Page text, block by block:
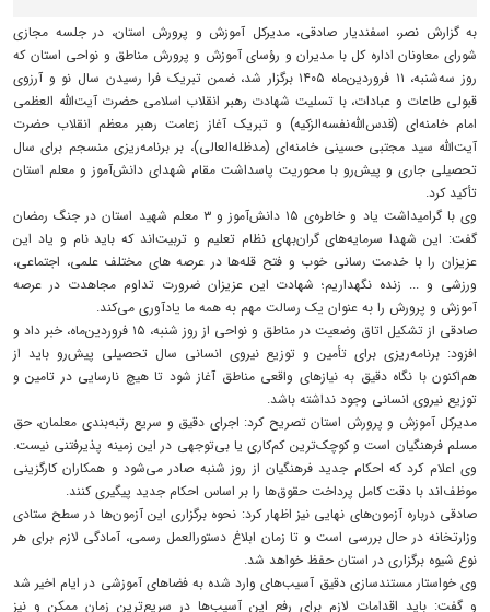
به گزارش نصر، اسفندیار صادقی، مدیرکل آموزش و پرورش استان، در جلسه مجازی
شورای معاونان اداره کل با مدیران و رؤسای آموزش و پرورش مناطق و نواحی استان که
روز سه‌شنبه، ۱۱ فروردین‌ماه ۱۴۰۵ برگزار شد، ضمن تبریک فرا رسیدن سال نو و آرزوی
قبولی طاعات و عبادات، با تسلیت شهادت رهبر انقلاب اسلامی حضرت آیت‌الله العظمی
امام خامنه‌ای (قدس‌الله‌نفسه‌الزکیه) و تبریک آغاز زعامت رهبر معظم انقلاب حضرت
آیت‌الله سید مجتبی حسینی خامنه‌ای (مدظله‌العالی)، بر برنامه‌ریزی منسجم برای سال
تحصیلی جاری و پیش‌رو با محوریت پاسداشت مقام شهدای دانش‌آموز و معلم استان
تأکید کرد.
وی با گرامیداشت یاد و خاطره‌ی ۱۵ دانش‌آموز و ۳ معلم شهید استان در جنگ رمضان
گفت: این شهدا سرمایه‌های گران‌بهای نظام تعلیم و تربیت‌اند که باید نام و یاد این
عزیزان را با خدمت رسانی خوب و فتح قله‌ها در عرصه های مختلف علمی، اجتماعی،
ورزشی و ... زنده نگهداریم؛ شهادت این عزیزان ضرورت تداوم مجاهدت در عرصه
آموزش و پرورش را به عنوان یک رسالت مهم به همه ما یادآوری می‌کند.
صادقی از تشکیل اتاق وضعیت در مناطق و نواحی از روز شنبه، ۱۵ فروردین‌ماه، خبر داد و
افزود: برنامه‌ریزی برای تأمین و توزیع نیروی انسانی سال تحصیلی پیش‌رو باید از
هم‌اکنون با نگاه دقیق به نیازهای واقعی مناطق آغاز شود تا هیچ نارسایی در تامین و
توزیع نیروی انسانی وجود نداشته باشد.
مدیرکل آموزش و پرورش استان تصریح کرد: اجرای دقیق و سریع رتبه‌بندی معلمان، حق
مسلم فرهنگیان است و کوچک‌ترین کم‌کاری یا بی‌توجهی در این زمینه پذیرفتنی نیست.
وی اعلام کرد که احکام جدید فرهنگیان از روز شنبه صادر می‌شود و همکاران کارگزینی
موظف‌اند با دقت کامل پرداخت حقوق‌ها را بر اساس احکام جدید پیگیری کنند.
صادقی درباره آزمون‌های نهایی نیز اظهار کرد: نحوه برگزاری این آزمون‌ها در سطح ستادی
وزارتخانه در حال بررسی است و تا زمان ابلاغ دستورالعمل رسمی، آمادگی لازم برای هر
نوع شیوه برگزاری در استان حفظ خواهد شد.
وی خواستار مستندسازی دقیق آسیب‌های وارد شده به فضاهای آموزشی در ایام اخیر شد
و گفت: باید اقدامات لازم برای رفع این آسیب‌ها در سریع‌ترین زمان ممکن و نیز